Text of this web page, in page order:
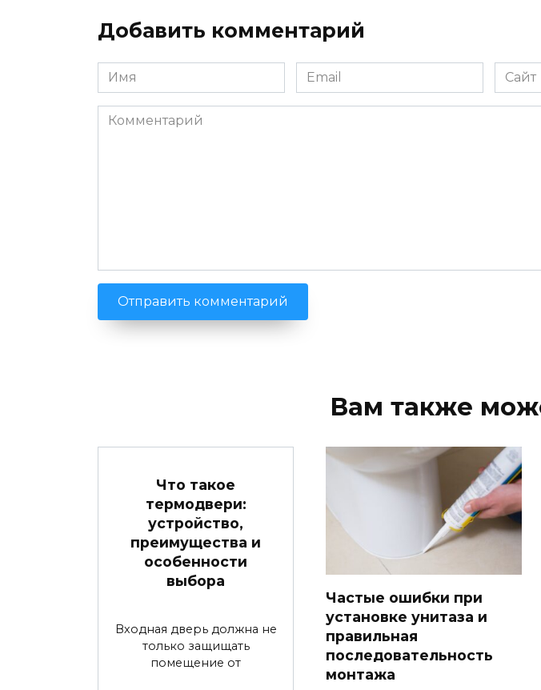
Добавить комментарий
Имя
*
Email
*
Сайт
Комментарий
Вам также
Что такое
термодвери:
устройство,
преимущества и
особенности
выбора
Входная дверь должна не
только защищать
помещение от
Частые ошибки при
установке унитаза и
правильная
последовательность
монтажа